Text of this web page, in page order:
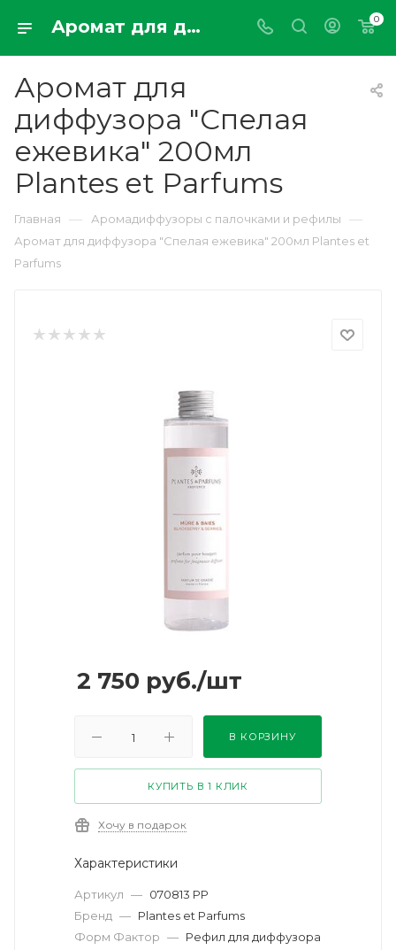
Аромат для диффузора "Спелая ежевика" 200мл Plantes et Parfums 0
Аромат для
диффузора "Спелая
ежевика" 200мл
Plantes et Parfums
Главная — Аромадиффузоры с палочками и рефилы —
Аромат для диффузора "Спелая ежевика" 200мл Plantes et
Parfums
2 750 руб./шт
В КОРЗИНУ
КУПИТЬ В 1 КЛИК
Хочу в подарок
Характеристики
Артикул — 070813 PP
Бренд — Plantes et Parfums
Форм Фактор — Рефил для диффузора